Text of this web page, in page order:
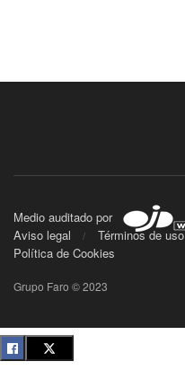
Medio auditado por
Aviso legal
Términos de uso
Política de Cookies
Grupo Faro © 2023